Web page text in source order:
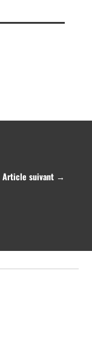
Article suivant →